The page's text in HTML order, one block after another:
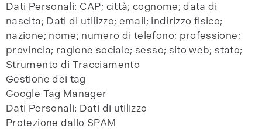
Dati Personali: CAP; città; cognome; data di
nascita; Dati di utilizzo; email; indirizzo fisico;
nazione; nome; numero di telefono; professione;
provincia; ragione sociale; sesso; sito web; stato;
Strumento di Tracciamento
Gestione dei tag
Google Tag Manager
Dati Personali: Dati di utilizzo
Protezione dallo SPAM